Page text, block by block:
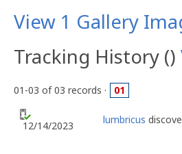
View 1 Gallery
Tracking History ()
01-03 of 03 records · 01
12/14/2023 lumbricus